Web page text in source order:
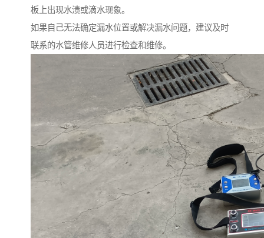
板上出现水渍或滴水现象。
如果自己无法确定漏水位置或解决漏水问题，建议及时
联系的水管维修人员进行检查和维修。